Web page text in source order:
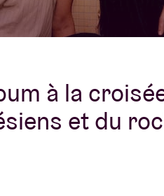
à la
et du